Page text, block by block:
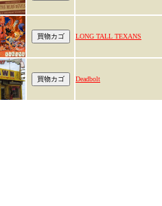
LONG TALL TEXANS
Deadbolt